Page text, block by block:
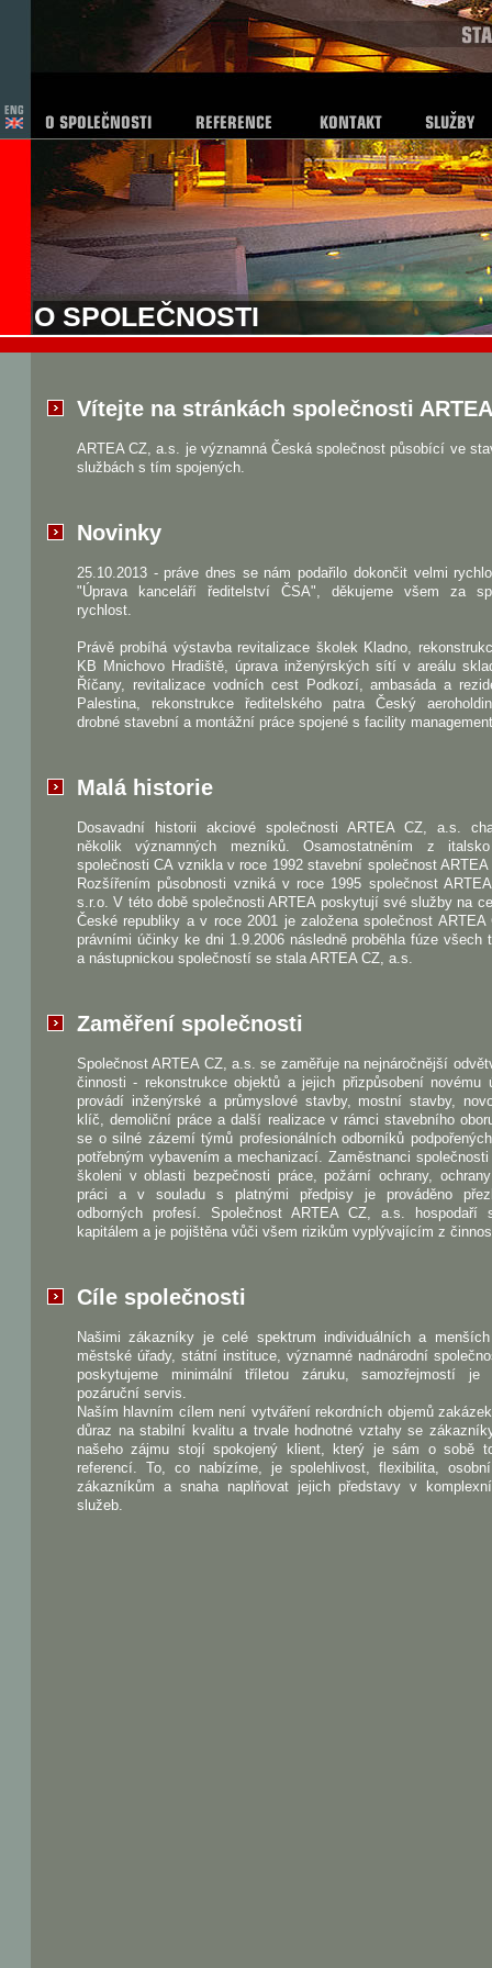
O SPOLEČNOSTI
Vítejte na stránkách společnosti
ARTEA CZ, a.s. je významná Česká společnost působící ve
službách s tím spojených.
Novinky
25.10.2013 - práve dnes se nám podařilo dokončit velmi
"Úprava kanceláří ředitelství ČSA", děkujeme všem za
rychlost.
Právě probíhá výstavba revitalizace školek Kladno,
KB Mnichovo Hradiště, úprava inženýrských sítí v areálu
Říčany, revitalizace vodních cest Podkozí, ambasáda a
Palestina, rekonstrukce ředitelského patra Český
drobné stavební a montážní práce spojené s facility
Malá historie
Dosavadní historii akciové společnosti ARTEA CZ, a.s.
několik významných mezníků. Osamostatněním z
společnosti CA vznikla v roce 1992 stavební společnost
Rozšířením působnosti vzniká v roce 1995 společnost
s.r.o. V této době společnosti ARTEA poskytují své služby na
České republiky a v roce 2001 je založena společnost
právními účinky ke dni 1.9.2006 následně proběhla fúze všech
a nástupnickou společností se stala ARTEA CZ, a.s.
Zaměření společnosti
Společnost ARTEA CZ, a.s. se zaměřuje na nejnáročnější
činnosti - rekonstrukce objektů a jejich přizpůsobení novému
provádí inženýrské a průmyslové stavby, mostní stavby,
klíč, demoliční práce a další realizace v rámci stavebního
se o silné zázemí týmů profesionálních odborníků
potřebným vybavením a mechanizací. Zaměstnanci společnosti
školeni v oblasti bezpečnosti práce, požární ochrany,
práci a v souladu s platnými předpisy je prováděno
odborných profesí. Společnost ARTEA CZ, a.s. hospodaří
kapitálem a je pojištěna vůči všem rizikům vyplývajícím z
Cíle společnosti
Našimi zákazníky je celé spektrum individuálních a
městské úřady, státní instituce, významné nadnárodní
poskytujeme minimální tříletou záruku, samozřejmostí
pozáruční servis.
Naším hlavním cílem není vytváření rekordních objemů
důraz na stabilní kvalitu a trvale hodnotné vztahy se
našeho zájmu stojí spokojený klient, který je sám o sobě
referencí. To, co nabízíme, je spolehlivost, flexibilita,
zákazníkům a snaha naplňovat jejich představy v
služeb.